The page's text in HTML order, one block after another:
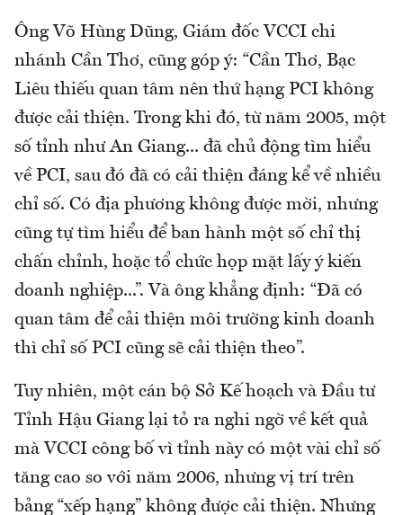
Ông Võ Hùng Dũng, Giám đốc VCCI chi
nhánh Cần Thơ, cũng góp ý: “Cần Thơ, Bạc
Liêu thiếu quan tâm nên thứ hạng PCI không
được cải thiện. Trong khi đó, từ năm 2005, một
số tỉnh như An Giang... đã chủ động tìm hiểu
về PCI, sau đó đã có cải thiện đáng kể về nhiều
chỉ số. Có địa phương không được mời, nhưng
cũng tự tìm hiểu để ban hành một số chỉ thị
chấn chỉnh, hoặc tổ chức họp mặt lấy ý kiến
doanh nghiệp...”. Và ông khẳng định: “Đã có
quan tâm để cải thiện môi trường kinh doanh
thì chỉ số PCI cũng sẽ cải thiện theo”.
Tuy nhiên, một cán bộ Sở Kế hoạch và Đầu tư
Tỉnh Hậu Giang lại tỏ ra nghi ngờ về kết quả
mà VCCI công bố vì tỉnh này có một vài chỉ số
tăng cao so với năm 2006, nhưng vị trí trên
bảng “xếp hạng” không được cải thiện. Nhưng